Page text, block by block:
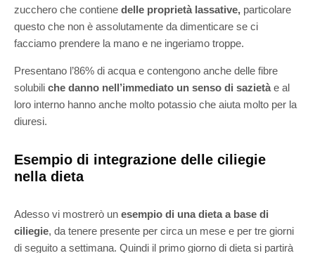
zucchero che contiene delle proprietà lassative, particolare
questo che non è assolutamente da dimenticare se ci
facciamo prendere la mano e ne ingeriamo troppe.
Presentano l’86% di acqua e contengono anche delle fibre
solubili che danno nell’immediato un senso di sazietàe al
loro interno hanno anche molto potassio che aiuta molto per la
diuresi.
Esempio di integrazione delle ciliegie
nella dieta
Adesso vi mostrerò un esempio di una dieta a base di
ciliegie, da tenere presente per circa un mese e per tre giorni
di seguito a settimana. Quindi il primo giorno di dieta si partirà